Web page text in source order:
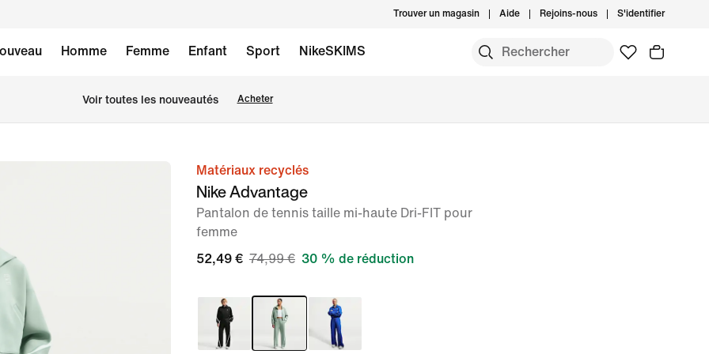
Trouver un magasin Aide Rejoins-nous S'identifier
Homme Femme Enfant Sport NikeSKIMS
Voir toutes les nouveautés Acheter
image 1Matériaux recyclés
Nike Advantage
Pantalon de tennis taille mi-haute Dri-FIT pour
femme
52,49 € 74,99 € 30 % de réduction